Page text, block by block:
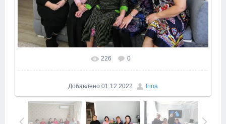
226 0
Добавлено 01.12.2022 Irina